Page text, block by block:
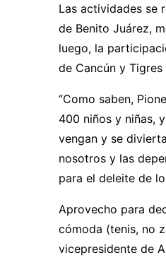
Las actividades se
de Benito Juárez,
luego, la
de Cancún y Tigres
“Como saben,
400 niños y niñas,
vengan y se
nosotros y las
para el deleite de
Aprovecho para
cómoda (tenis, no
vicepresidente de